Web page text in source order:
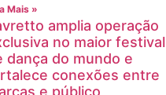
Mais »
amplia operação
no maior festival
dança do mundo e
conexões entre